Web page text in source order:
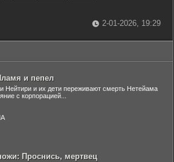
2-01-2026, 19:29
и пепел
Нейтири и их дети переживают смерть Нетейама
с корпорацией...
Проснись, мертвец